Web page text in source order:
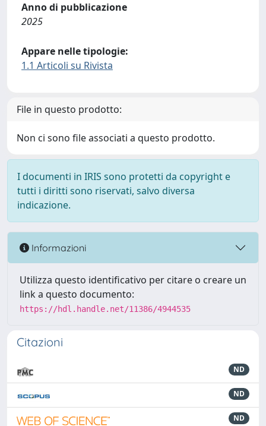
Anno di pubblicazione
2025
Appare nelle tipologie:
1.1 Articoli su Rivista
File in questo prodotto:
Non ci sono file associati a questo prodotto.
I documenti in IRIS sono protetti da copyright e
tutti i diritti sono riservati, salvo diversa
indicazione.
Informazioni
Utilizza questo identificativo per citare o creare un
link a questo documento:
https://hdl.handle.net/11386/4944535
Citazioni
ND
ND
ND